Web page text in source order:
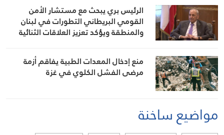
الرئيس بري يبحث مع مستشار الأمن
القومي البريطاني التطورات في لبنان
والمنطقة ويؤكد تعزيز العلاقات الثنائية
منع إدخال المعدات الطبية يفاقم أزمة
مرضى الفشل الكلوي في غزة
مواضيع ساخنة